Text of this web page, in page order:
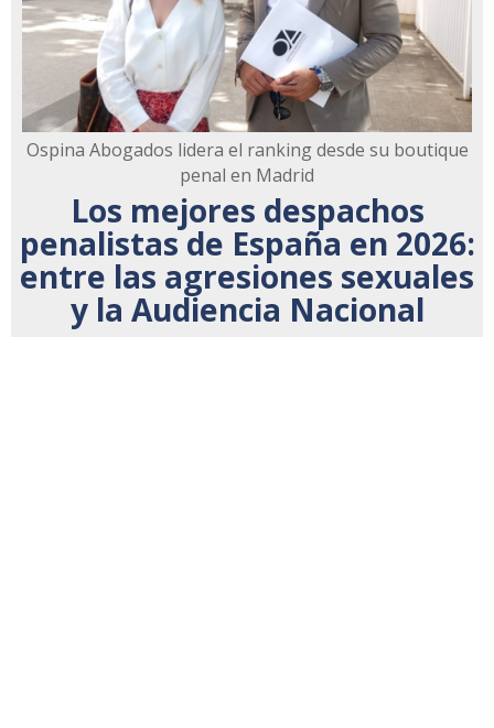
Ospina Abogados lidera el ranking desde su boutique
penal en Madrid
Los mejores despachos
penalistas de España en 2026:
entre las agresiones sexuales
y la Audiencia Nacional